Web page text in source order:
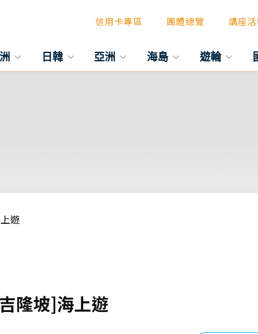
信用卡專區 團體總覽 講座
日韓 亞洲 海島 遊輪
遊
隆坡]海上遊